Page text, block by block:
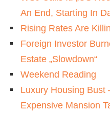
An End, Starting In
Rising Rates Are
Foreign Investor
Estate „Slowdown“
Weekend Reading
Luxury Housing Bust
Expensive Mansion